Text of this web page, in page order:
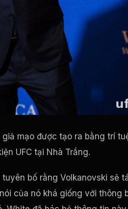
mạo được tạo ra bằng trí
UFC tại Nhà Trắng.
bố rằng Volkanovski sẽ
của nó khá giống với thông